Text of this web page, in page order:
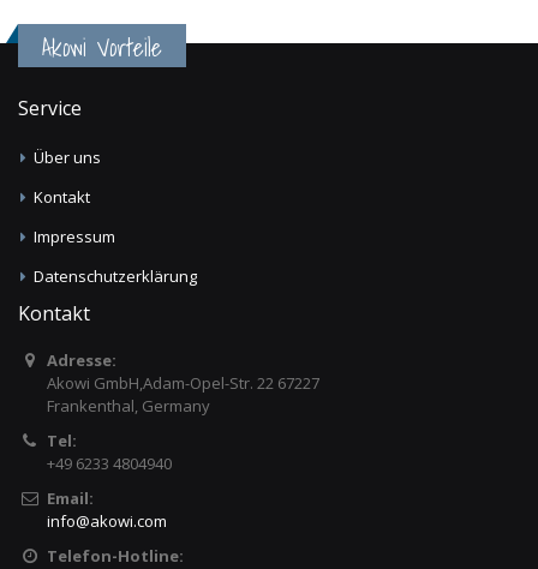
Akowi Vorteile
Service
Über uns
Kontakt
Impressum
Datenschutzerklärung
Kontakt
Adresse:
Akowi GmbH,Adam-Opel-Str. 22 67227
Frankenthal, Germany
Tel:
+49 6233 4804940
Email:
info@akowi.com
Telefon-Hotline: